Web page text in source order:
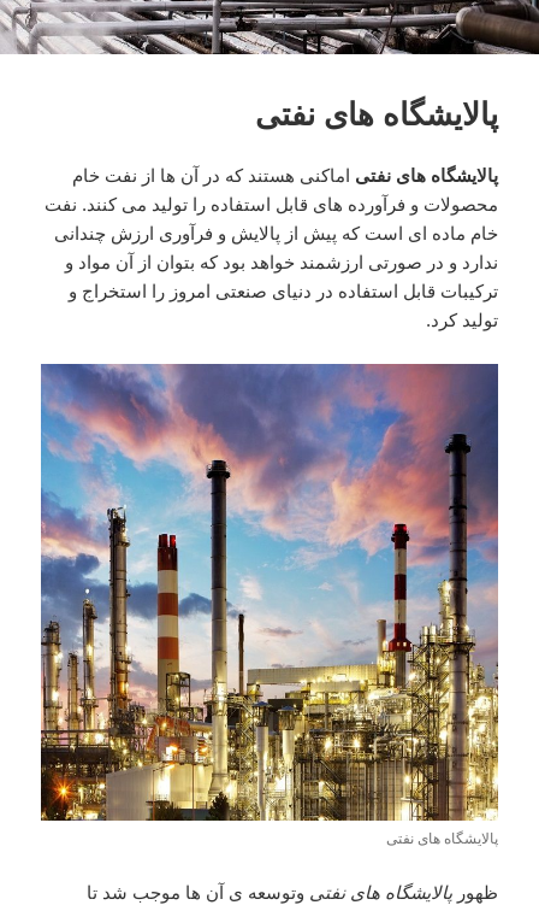
پالایشگاه های نفتی
پالایشگاه های نفتی اماکنی هستند که در آن ها از نفت خام
محصولات و فرآورده های قابل استفاده را تولید می کنند. نفت
خام ماده ای است که پیش از پالایش و فرآوری ارزش چندانی
ندارد و در صورتی ارزشمند خواهد بود که بتوان از آن مواد و
ترکیبات قابل استفاده در دنیای صنعتی امروز را استخراج و
تولید کرد.
پالایشگاه های نفتی
ظهورپالایشگاه های نفتی وتوسعه ی آن ها موجب شد تا